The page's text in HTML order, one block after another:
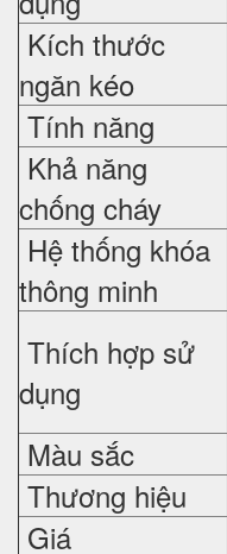
Kích thước
ngăn kéo
Tính năng
Khả năng
chống cháy
Hệ thống khóa
thông minh
Thích hợp sử
dụng
Màu sắc
Thương hiệu
Giá